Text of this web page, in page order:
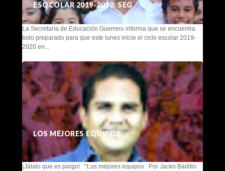
ESOCOLAR 2019-2020: SEG
La Secretaría de Educación Guerrero informa que se encuentra
todo preparado para que este lunes inicie el ciclo escolar 2019-
2020 en...
LOS MEJORES EQUIPOS
¡Jálalo que es pargo! *Los mejores equipos Por Jacko Badillo